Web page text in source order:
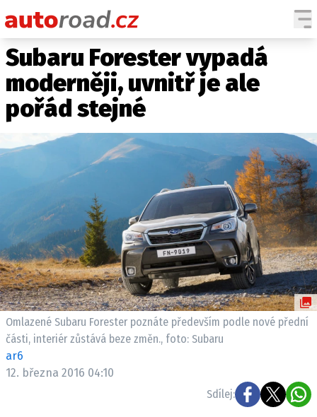
AUTA
TESTY AUT
NOVINKY
ZAJÍMAVOSTI
TECHNIKA
EKONOMIKA
ČESKÝ TRH
TUNING
PROFI
ELEKTRO
TESTY ELEKTROMOBILŮ
TRH S ELEKTROMOBILY
Subaru Forester vypadá
moderněji, uvnitř je ale
pořád stejné
Omlazené Subaru Forester poznáte především podle nové přední
části, interiér zůstává beze změn., foto: Subaru
ar6
12. března 2016 04:10
Sdílej: